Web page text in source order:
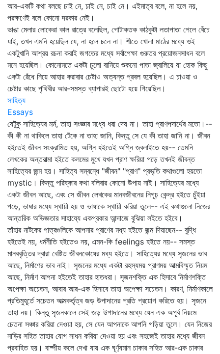
আর-একটি কথা বলছে চাই নে, চাই নে, চাই নে। এইমাত্র বলে, না হলে নয়,
পরক্ষণেই বলে কোনো দরকার নেই।
ভাঙা মেলার লোকেরা কাল রাত্রে বলেছিল, গোটাকতক কাঠকুটা লতাপাতা পেলে বেঁচে
যাই, তখন এমনি হয়েছিল যে, না হলে চলে না। শীতে খোলা মাঠের মধ্যে ওই
একটুখানি আশ্রয় রচনা করাই জগতের মধ্যে সর্বাপেক্ষা গুরুতর প্রয়োজনসাধন বলে
মনে হয়েছিল। কোনোমতে একটা চুলো বানিয়ে শুকনো পাতা জ্বালিয়ে যা হোক কিছু
একটা রেঁধে নিয়ে আহার করাবার চেষ্টাও অত্যন্ত প্রবল হয়েছিল। এ চাওয়া ও
চেষ্টার কাছে পৃথিবীর আর-সমস্ত ব্যাপারই ছোটো হয়ে গিয়েছিল।
সাহিত্য
Essays
যেটুকু সাহিত্যের মর্ম, তাহা সংজ্ঞার মধ্যে ধরা দেয় না। তাহা প্রাণপদার্থের মতো।--
কী কী না থাকিলে তাহা টেঁকে না তাহা জানি, কিন্তু সে যে কী তাহা জানি না। জীবন
হইতেই জীবন সংক্রামিত হয়, অগ্নি হইতেই অগ্নি জ্বলাইতে হয়-- তেমনি
লেখকের অন্তরাত্মা হইতে কলমের মুখে যখন প্রাণ ক্ষরিয়া পড়ে তখনই জীবন্ত
সাহিত্যের জন্ম হয়। সাহিত্য সম্বন্ধে "জীবন" "প্রাণ" প্রভৃতি কথাগুলো হয়তো
mystic। কিন্তু পরিষ্কার কথা বলিবার কোনো উপায় নাই। সাহিত্যের মধ্যে
একটা জীবন আছে, এবং সে জীবন লেখকের মানবজীবনের নিগূঢ় কেন্দ্র হইতে চুঁইয়া
পড়ে, ভাষার মধ্যে স্থায়ী হয় ও ভাষাকে স্থায়ী করিয়া তুলে-- এই কথাগুলো নিজের
আন্তরিক অভিজ্ঞতার সাহায্যে একপ্রকার আন্দাজে বুঝিয়া লইতে হইবে।
তাঁহার নাটকের পাত্রগুলিকে আপনার প্রাণের মধ্য হইতে জন্ম দিয়াছেন-- বুদ্ধি
হইতেই নয়, ধর্মনীতি হইতেও নয়, এমন-কি feelings হইতে নয়-- সমস্ত
মানববৃত্তির দ্বারা বেষ্টিত জীবনকোষের মধ্য হইতে। সাহিত্যের মধ্যে সৃজনের ভাব
আছে, নির্মাণের ভাব নাই। সৃজনের মধ্যে একটা রহস্যময় প্রাণময় আত্মবিস্মৃত নিয়ম
আছে, নির্মাণ আপনা হইতেই তাহার হাতধরা। সৃজনশক্তি এক হিসাবে নির্মাণশক্তি
অপেক্ষা অচেতন, আবার আর-এক হিসাবে তাহা অপেক্ষা সচেতন। কারণ, নির্মাণকালে
প্রতিমুহূর্তে সচেতন আত্মকর্তৃত্ব জড় উপাদানের প্রতি প্রয়োগ করিতে হয়। সৃজনে
তাহা নয়। কিন্তু সৃজনকালে সেই জড় উপাদানের মধ্যে যেন এক অপূর্ব নিয়মে
চেতনা সঞ্চার করিয়া দেওয়া হয়, সে যেন আপনাকে আপনি গড়িয়া তুলে। যেন নিজের
নাড়ির সহিত তাহার যোগ সাধন করিয়া দেওয়া হয় এবং সহজেই তাহার মধ্যে জীবন
প্রবাহিত হয়। বাষ্পীয় কলে দেখা যায় এক ঘূর্ণ্যমান চাকার সহিত আর-এক চাকার